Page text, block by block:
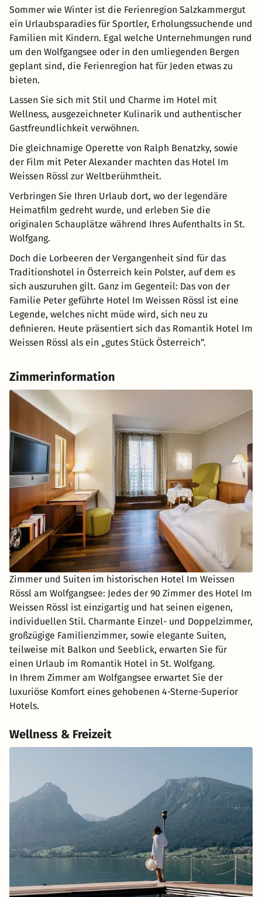
Sommer wie Winter ist die Ferienregion Salzkammergut
ein Urlaubsparadies für Sportler, Erholungssuchende und
Familien mit Kindern. Egal welche Unternehmungen rund
um den Wolfgangsee oder in den umliegenden Bergen
geplant sind, die Ferienregion hat für Jeden etwas zu
bieten.
Lassen Sie sich mit Stil und Charme im Hotel mit
Wellness, ausgezeichneter Kulinarik und authentischer
Gastfreundlichkeit verwöhnen.
Die gleichnamige Operette von Ralph Benatzky, sowie
der Film mit Peter Alexander machten das Hotel Im
Weissen Rössl zur Weltberühmtheit.
Verbringen Sie Ihren Urlaub dort, wo der legendäre
Heimatfilm gedreht wurde, und erleben Sie die
originalen Schauplätze während Ihres Aufenthalts in St.
Wolfgang.
Doch die Lorbeeren der Vergangenheit sind für das
Traditionshotel in Österreich kein Polster, auf dem es
sich auszuruhen gilt. Ganz im Gegenteil: Das von der
Familie Peter geführte Hotel Im Weissen Rössl ist eine
Legende, welches nicht müde wird, sich neu zu
definieren. Heute präsentiert sich das Romantik Hotel Im
Weissen Rössl als ein „gutes Stück Österreich“.
Zimmerinformation
Zimmer und Suiten im historischen Hotel Im Weissen
Rössl am Wolfgangsee: Jedes der 90 Zimmer des Hotel Im
Weissen Rössl ist einzigartig und hat seinen eigenen,
individuellen Stil. Charmante Einzel- und Doppelzimmer,
großzügige Familienzimmer, sowie elegante Suiten,
teilweise mit Balkon und Seeblick, erwarten Sie für
einen Urlaub im Romantik Hotel in St. Wolfgang.
In Ihrem Zimmer am Wolfgangsee erwartet Sie der
luxuriöse Komfort eines gehobenen 4-Sterne-Superior
Hotels.
Wellness & Freizeit